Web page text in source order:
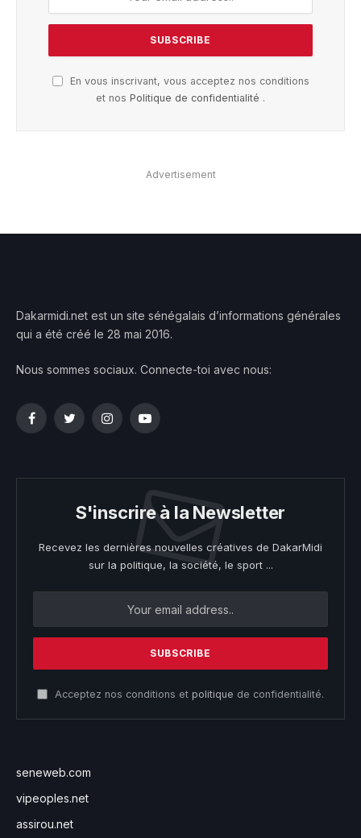
En vous inscrivant, vous acceptez nos conditions
et nos Politique de confidentialité .
Advertisement
Dakarmidi.net est un site sénégalais d’informations générales
qui a été créé le 28 mai 2016.
Nous sommes sociaux. Connecte-toi avec nous:
FacebookTwitterInstagramYouTube
S'inscrire à la Newsletter
Recevez les dernières nouvelles créatives de DakarMidi
sur la politique, la société, le sport ...
Acceptez nos conditions et politique de confidentialité.
seneweb.com
vipeoples.net
assirou.net